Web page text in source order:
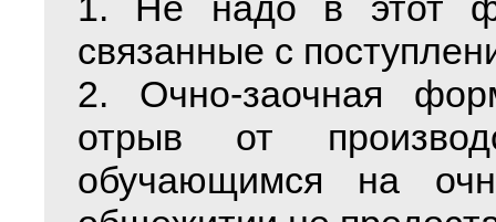
связанные с
2. Очно-заочная
отрыв от
обучающимся на